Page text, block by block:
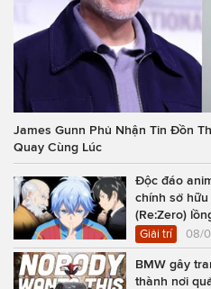
James Gunn Phủ Nhận Tin Đồn
Quay Cùng Lúc
Độc đáo
chính sở
(Re:Zero)
năm 2027
Giải trí 08/
BMW gây
thành nơi